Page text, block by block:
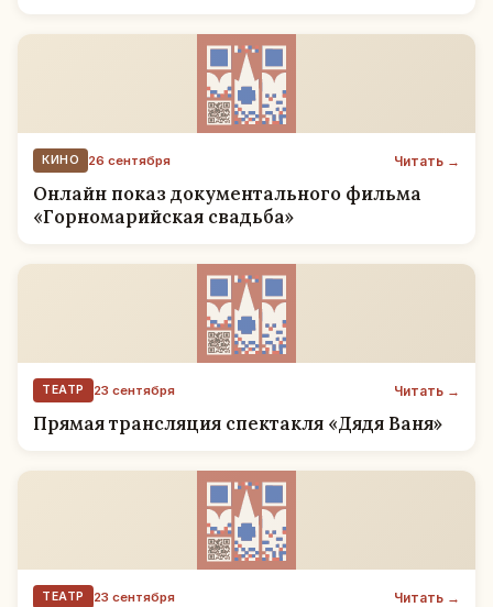
КИНО 26 сентября Читать →
Онлайн показ документального фильма
«Горномарийская свадьба»
ТЕАТР 23 сентября Читать →
Прямая трансляция спектакля «Дядя Ваня»
ТЕАТР 23 сентября Читать →